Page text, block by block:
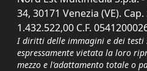
34, 30171 Venezia (VE).
1.432.522,00 C.F.
I diritti delle immagini e dei testi
espressamente vietata la loro
mezzo e l'adattamento totale o